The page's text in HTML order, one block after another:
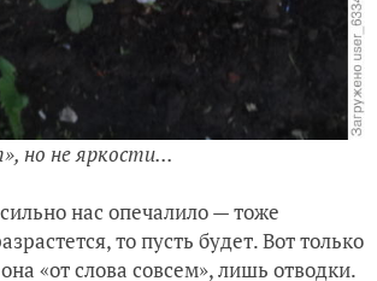
но не яркости...
нас опечалило — тоже
то пусть будет. Вот только
«от слова совсем», лишь отводки.